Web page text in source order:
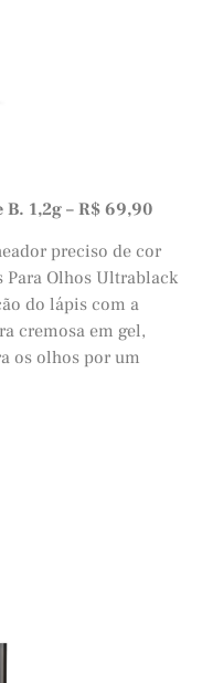
1,2g – R$ 69,90
preciso de cor
Para Olhos Ultrablack
do lápis com a
cremosa em gel,
os olhos por um